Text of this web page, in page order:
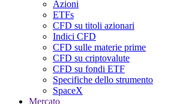
Azioni
ETFs
CFD su titoli azionari
Indici CFD
CFD sulle materie prime
CFD su criptovalute
CFD su fondi ETF
Specifiche dello strumento
SpaceX
Mercato